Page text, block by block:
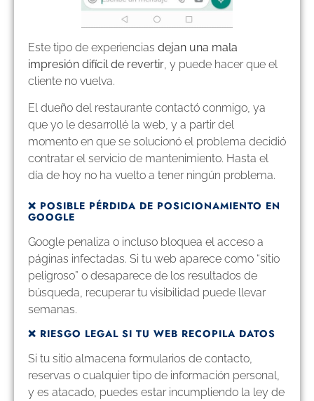
Este tipo de experiencias dejan una mala
impresión difícil de revertir , y puede hacer que el
cliente no vuelva.
El dueño del restaurante contactó conmigo, ya
que yo le desarrollé la web, y a partir del
momento en que se solucionó el problema decidió
contratar el servicio de mantenimiento. Hasta el
día de hoy no ha vuelto a tener ningún problema.
❌ POSIBLE PÉRDIDA DE POSICIONAMIENTO EN
GOOGLE
Google penaliza o incluso bloquea el acceso a
páginas infectadas. Si tu web aparece como “sitio
peligroso” o desaparece de los resultados de
búsqueda, recuperar tu visibilidad puede llevar
semanas.
❌ RIESGO LEGAL SI TU WEB RECOPILA DATOS
Si tu sitio almacena formularios de contacto,
reservas o cualquier tipo de información personal,
y es atacado, puedes estar incumpliendo la ley de